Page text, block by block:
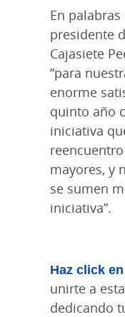
En
presidente
Cajasiete
“para
enorme
quinto año
iniciativa
mayores, y
se sumen
iniciativa”.
Haz click
unirte a
dedicando